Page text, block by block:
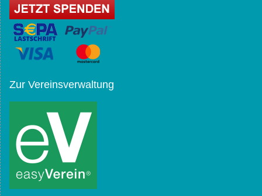
Zur Vereinsverwaltung